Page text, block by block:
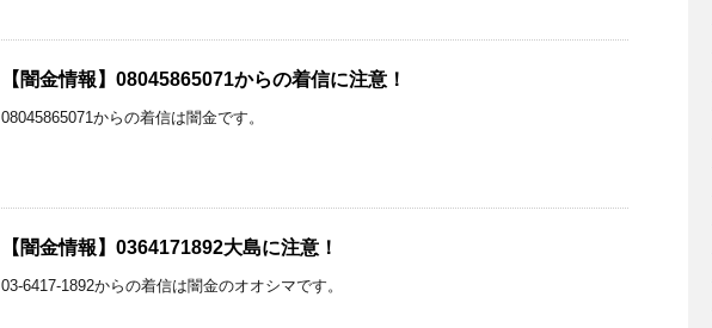
【闇金情報】08045865071からの着信に注意！
08045865071からの着信は闇金です。
【闇金情報】0364171892大島に注意！
03-6417-1892からの着信は闇金のオオシマです。